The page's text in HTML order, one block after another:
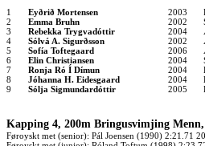
1 Eyðrið Mortensen 2003
2
Emma Bruhn 2002
3
Rebekka Trygvadóttir 2004
4
Sólvá A. Sigurðsson 2002
5
Sofía Toftegaard 2006
6
Elin Christiansen 2004
7
Ronja Ró Í Dímun 2004
8
Jóhanna H. Eidesgaard 2004
9
Sólja Sigmundardóttir 2005
Kapping 4, 200m Bringusvimjing
Føroyskt met (senior): Pál Joensen (1990) 2:21.71